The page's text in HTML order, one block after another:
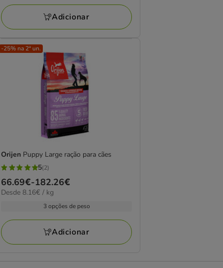
avaliações
188.14€
Adicionar
-25% na 2ª un.
Orijen Puppy Large ração para cães
5
estrelas
com
avaliações
5(2)
Preço
de
182.26€
66.69€-182.26€
8.16€
Desde 8.16€ / kg
3 opções de peso
Adicionar